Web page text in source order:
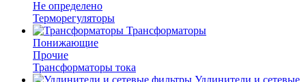
Не определено
Терморегуляторы
Трансформаторы
Понижающие
Прочие
Трансформаторы тока
Удлинители и сетевые